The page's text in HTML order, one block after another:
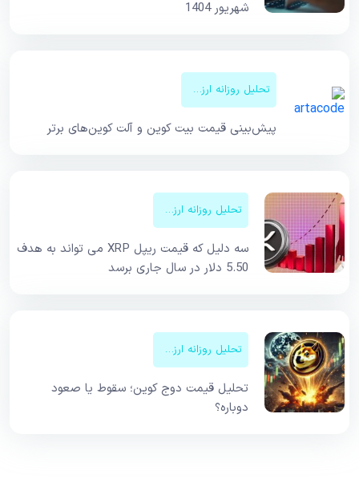
شهریور 1404
تحلیل روزانه ارزهای دیجیتال
پیش‌بینی قیمت‌ بیت کوین و آلت کوین‌های برتر
تحلیل روزانه ارزهای دیجیتال
سه دلیل که قیمت ریپل XRP می تواند به هدف
5.50 دلار در سال جاری برسد
تحلیل روزانه ارزهای دیجیتال
تحلیل قیمت دوج کوین؛ سقوط یا صعود
دوباره؟